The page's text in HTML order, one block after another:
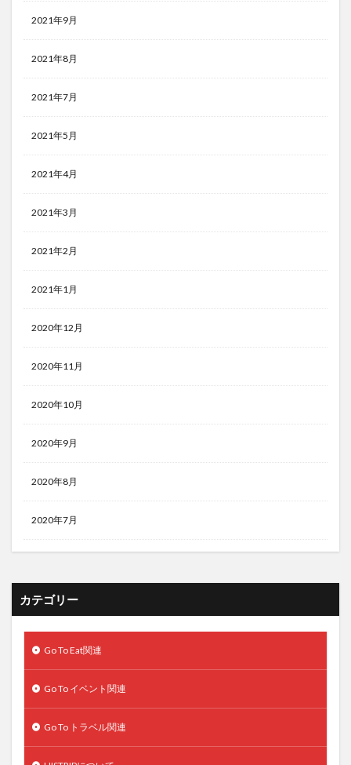
2021年9月
2021年8月
2021年7月
2021年5月
2021年4月
2021年3月
2021年2月
2021年1月
2020年12月
2020年11月
2020年10月
2020年9月
2020年8月
2020年7月
カテゴリー
Go To Eat関連
Go To イベント関連
Go To トラベル関連